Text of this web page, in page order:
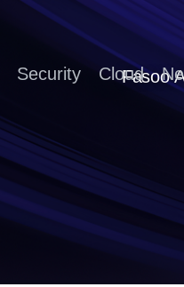
Security CloudFasoo